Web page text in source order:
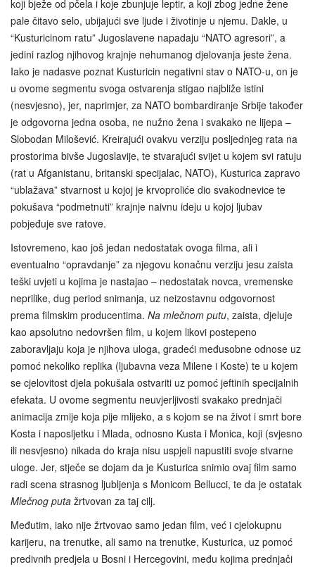
koji bježe od pčela i koje zbunjuje leptir, a koji zbog jedne žene
pale čitavo selo, ubijajući sve ljude i životinje u njemu. Dakle, u
“Kusturicinom ratu” Jugoslavene napadaju “NATO agresori”, a
jedini razlog njihovog krajnje nehumanog djelovanja jeste žena.
Iako je nadasve poznat Kusturicin negativni stav o NATO-u, on je
u ovome segmentu svoga ostvarenja stigao najbliže istini
(nesvjesno), jer, naprimjer, za NATO bombardiranje Srbije također
je odgovorna jedna osoba, ne nužno žena i svakako ne lijepa –
Slobodan Milošević. Kreirajući ovakvu verziju posljednjeg rata na
prostorima bivše Jugoslavije, te stvarajući svijet u kojem svi ratuju
(rat u Afganistanu, britanski specijalac, NATO), Kusturica zapravo
“ublažava” stvarnost u kojoj je krvoproliće dio svakodnevice te
pokušava “podmetnuti” krajnje naivnu ideju u kojoj ljubav
pobjeđuje sve ratove.
Istovremeno, kao još jedan nedostatak ovoga filma, ali i
eventualno “opravdanje” za njegovu konačnu verziju jesu zaista
teški uvjeti u kojima je nastajao – nedostatak novca, vremenske
neprilike, dug period snimanja, uz neizostavnu odgovornost
prema filmskim producentima. Na mlečnom putu, zaista, djeluje
kao apsolutno nedovršen film, u kojem likovi postepeno
zaboravljaju koja je njihova uloga, gradeći međusobne odnose uz
pomoć nekoliko replika (ljubavna veza Milene i Koste) te u kojem
se cjelovitost djela pokušala ostvariti uz pomoć jeftinih specijalnih
efekata. U ovome segmentu neuvjerljivosti svakako prednjači
animacija zmije koja pije mlijeko, a s kojom se na život i smrt bore
Kosta i naposljetku i Mlada, odnosno Kusta i Monica, koji (svjesno
ili nesvjesno) nikada do kraja nisu uspjeli napustiti svoje stvarne
uloge. Jer, stječe se dojam da je Kusturica snimio ovaj film samo
radi scena strasnog ljubljenja s Monicom Bellucci, te da je ostatak
Mlečnog puta žrtvovan za taj cilj.
Međutim, iako nije žrtvovao samo jedan film, već i cjelokupnu
karijeru, na trenutke, ali samo na trenutke, Kusturica, uz pomoć
predivnih predjela u Bosni i Hercegovini, među kojima prednjači